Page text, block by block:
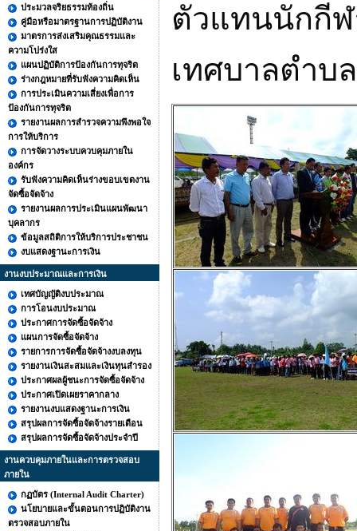
ประมวลจริยธรรมท้องถิ่น
คู่มือหรือมาตรฐานการปฏิบัติงาน
มาตรการส่งเสริมคุณธรรมและ
ความโปร่งใส
แผนปฏิบัติการป้องกันการทุจริต
ร่างกฎหมายที่รับฟังความคิดเห็น
การประเมินความเสี่ยงเพื่อการ
ป้องกันการทุจริต
รายงานผลการสำรวจความพึงพอใจ
การให้บริการ
การจัดวางระบบควบคุมภายใน
องค์กร
รับฟังความคิดเห็นร่างขอบเขตงาน
จัดซื้อจัดจ้าง
รายงานผลการประเมินแผนพัฒนา
บุคลากร
ข้อมูลสถิติการให้บริการประชาชน
งบแสดงฐานะการเงิน
งานงบประมาณและการเงิน
เทศบัญญัติงบประมาณ
การโอนงบประมาณ
ประกาศการจัดซื้อจัดจ้าง
แผนการจัดซื้อจัดจ้าง
รายการการจัดซื้อจัดจ้างงบลงทุน
รายงานเงินสะสมและเงินทุนสำรอง
ประกาศผลผู้ชนะการจัดซื้อจัดจ้าง
ประกาศเปิดเผยราคากลาง
รายงานงบแสดงฐานะการเงิน
สรุปผลการจัดซื้อจัดจ้างรายเดือน
สรุปผลการจัดซื้อจัดจ้างประจำปี
งานควบคุมภายในและการตรวจสอบ
ภายใน
กฏบัตร (Internal Audit Charter)
นโยบายและขั้นตอนการปฏิบัติงาน
ตรวจสอบภายใน
ตัวแทนนักกี
เทศบาลตำบ